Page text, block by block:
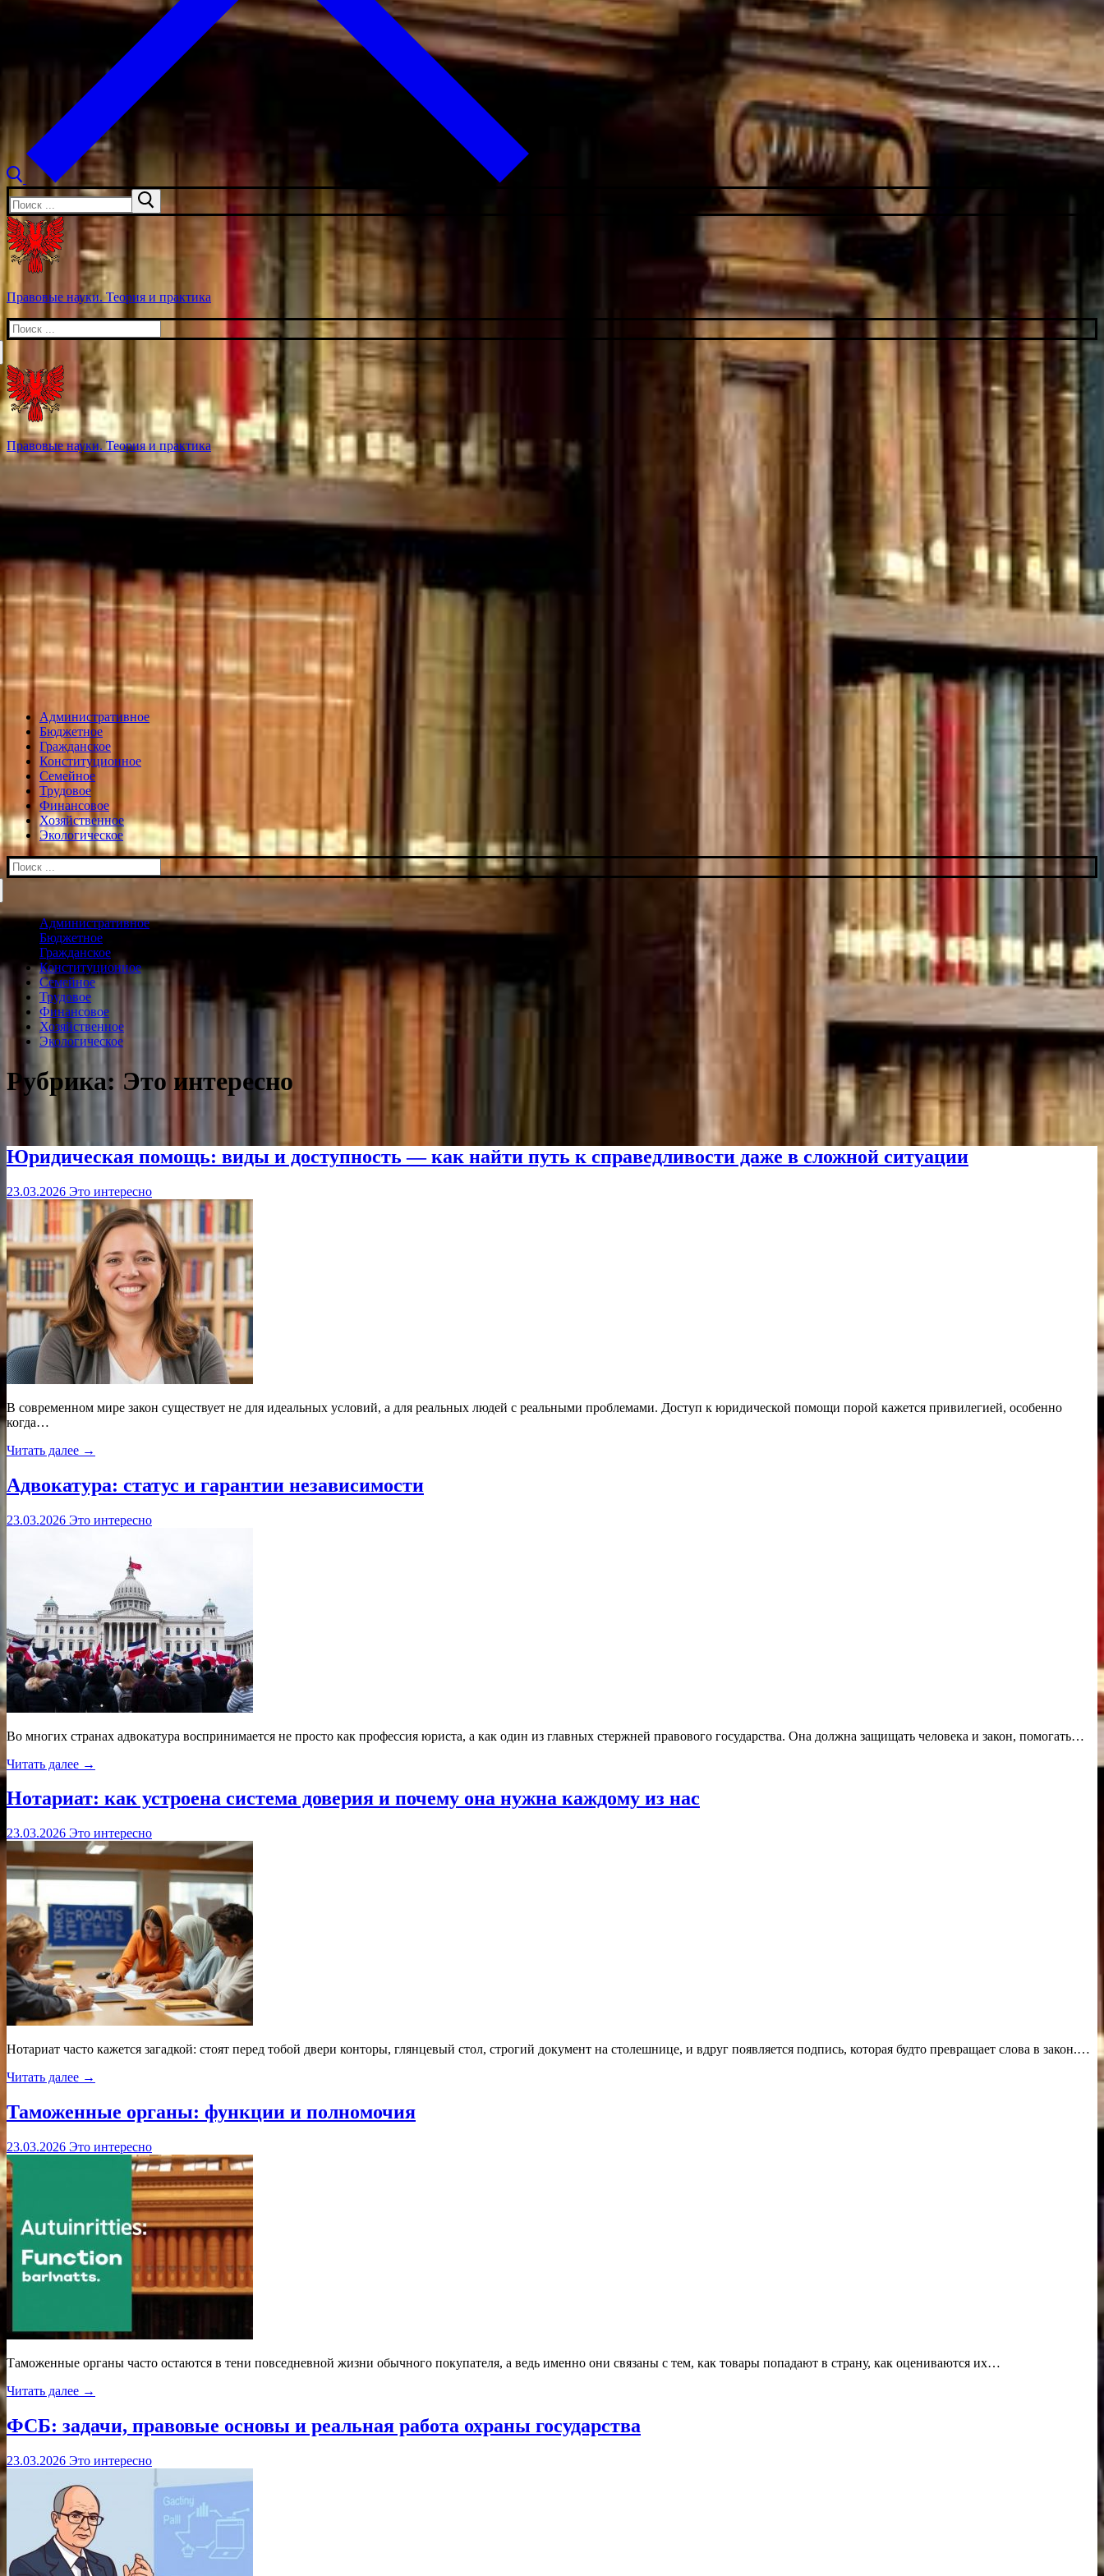
Искать:
Правовые науки. Теория и практика
Искать:
Правовые науки. Теория и практика
Административное
Бюджетное
Гражданское
Конституционное
Семейное
Трудовое
Финансовое
Хозяйственное
Экологическое
Искать:
Административное
Бюджетное
Гражданское
Конституционное
Семейное
Трудовое
Финансовое
Хозяйственное
Экологическое
Рубрика: Это интересно
Юридическая помощь: виды и доступность — как найти путь к справедливости даже в сложной ситуации
23.03.2026 Это интересно
В современном мире закон существует не для идеальных условий, а для реальных людей с реальными проблемами. Доступ к юридической помощи порой кажется привилегией, особенно
когда…
Читать далее →
Адвокатура: статус и гарантии независимости
23.03.2026 Это интересно
Во многих странах адвокатура воспринимается не просто как профессия юриста, а как один из главных стержней правового государства. Она должна защищать человека и закон, помогать…
Читать далее →
Нотариат: как устроена система доверия и почему она нужна каждому из нас
23.03.2026 Это интересно
Нотариат часто кажется загадкой: стоят перед тобой двери конторы, глянцевый стол, строгий документ на столешнице, и вдруг появляется подпись, которая будто превращает слова в закон.…
Читать далее →
Таможенные органы: функции и полномочия
23.03.2026 Это интересно
Таможенные органы часто остаются в тени повседневной жизни обычного покупателя, а ведь именно они связаны с тем, как товары попадают в страну, как оцениваются их…
Читать далее →
ФСБ: задачи, правовые основы и реальная работа охраны государства
23.03.2026 Это интересно